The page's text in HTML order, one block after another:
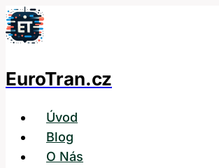
Přeskočit
na
EuroTran.cz
Úvod
Blog
O Nás